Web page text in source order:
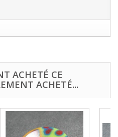
ACHETÉ CE
ACHETÉ...